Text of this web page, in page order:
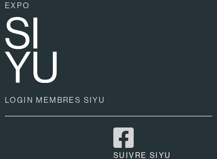
EXPO
LOGIN MEMBRES SIYU
SUIVRE SIYU